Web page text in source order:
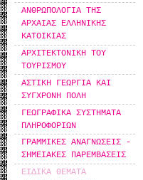
ΑΝΘΡΩΠΟΛΟΓΙΑ ΤΗΣ
ΑΡΧΑΙΑΣ ΕΛΛΗΝΙΚΗΣ
ΚΑΤΟΙΚΙΑΣ
ΑΡΧΙΤΕΚΤΟΝΙΚΗ ΤΟΥ
ΤΟΥΡΙΣΜΟΥ
ΑΣΤΙΚΗ ΓΕΩΡΓΙΑ ΚΑΙ
ΣΥΓΧΡΟΝΗ ΠΟΛΗ
ΓΕΩΓΡΑΦΙΚΑ ΣΥΣΤΗΜΑΤΑ
ΠΛΗΡΟΦΟΡΙΩΝ
ΓΡΑΜΜΙΚΕΣ ΑΝΑΓΝΩΣΕΙΣ -
ΣΗΜΕΙΑΚΕΣ ΠΑΡΕΜΒΑΣΕΙΣ
ΕΙΔΙΚΑ ΘΕΜΑΤΑ